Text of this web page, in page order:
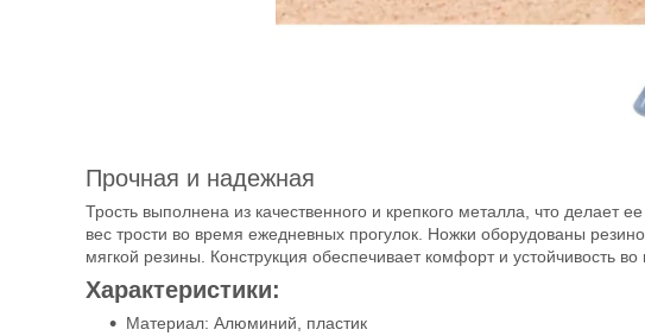
Прочная и надежная
Трость выполнена из качественного и крепкого металла, что делает
вес трости во время ежедневных прогулок. Ножки оборудованы
мягкой резины. Конструкция обеспечивает комфорт и устойчивость во
Характеристики:
Материал: Алюминий, пластик